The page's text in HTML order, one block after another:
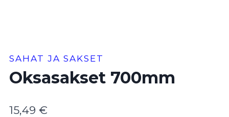
SAHAT JA SAKSET
Oksasakset 700mm
15,49 €